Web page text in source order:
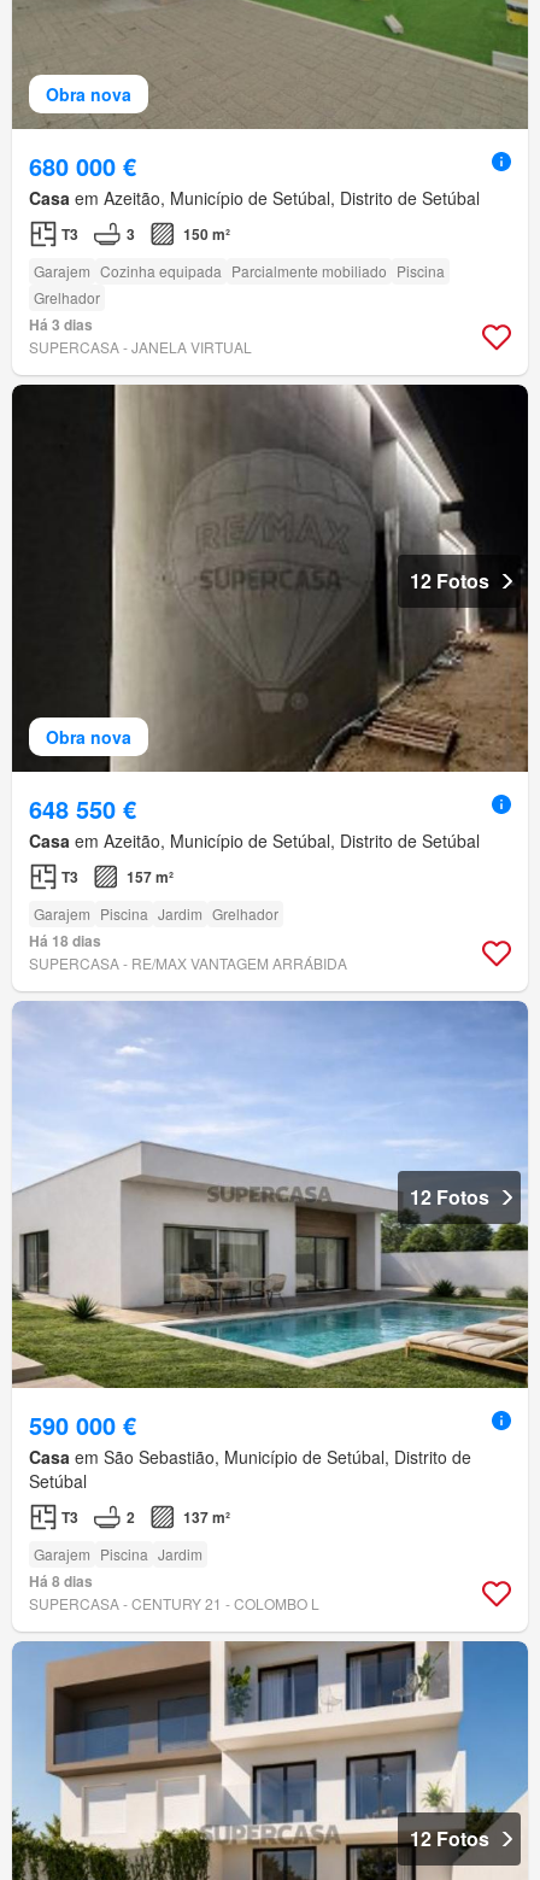
Obra nova
680 000 €
Casa em Azeitão, Município de Setúbal, Distrito de Setúbal
T3 3 150 m²
Garajem Cozinha equipada Parcialmente mobiliado Piscina
Grelhador
Há 3 dias
SUPERCASA - JANELA VIRTUAL
Obra nova
12 Fotos
648 550 €
Casa em Azeitão, Município de Setúbal, Distrito de Setúbal
T3 157 m²
Garajem Piscina Jardim Grelhador
Há 18 dias
SUPERCASA - RE/MAX VANTAGEM ARRÁBIDA
12 Fotos
590 000 €
Casa em São Sebastião, Município de Setúbal, Distrito de
Setúbal
T3 2 137 m²
Garajem Piscina Jardim
Há 8 dias
SUPERCASA - CENTURY 21 - COLOMBO L
12 Fotos